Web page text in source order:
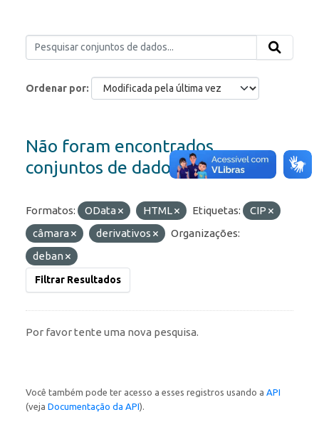
Ordenar por
Não foram encontrados
conjuntos de dados
Formatos: OData HTML Etiquetas:
CIP
câmara
derivativos
Organizações:
deban
Filtrar Resultados
Por favor tente uma nova pesquisa.
Você também pode ter acesso a esses registros usando a API
(veja Documentação da API).